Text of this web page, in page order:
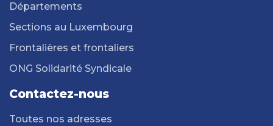
Départements
Sections au Luxembourg
Frontalières et frontaliers
ONG Solidarité Syndicale
Contactez-nous
Toutes nos adresses